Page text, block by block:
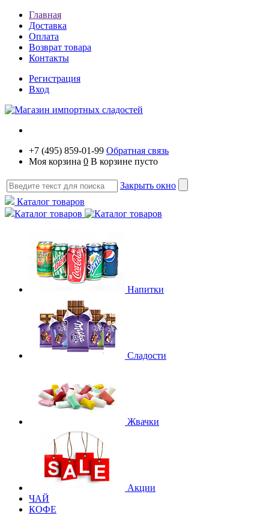
Главная
Доставка
Оплата
Возврат товара
Контакты
Регистрация
Вход
+7 (495) 859-01-99 Обратная связь
Моя корзина 0 В корзине пусто
Закрыть окно
Каталог товаров
Каталог товаров
Напитки
Сладости
Жвачки
Акции
ЧАЙ
КОФЕ